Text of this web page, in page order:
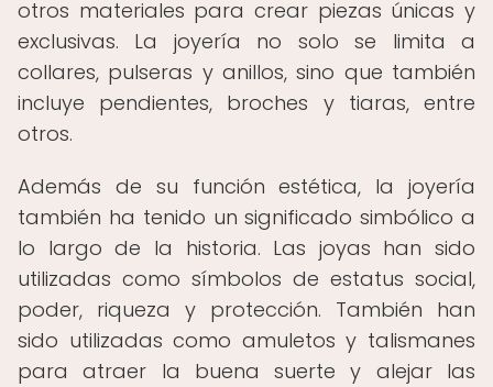
otros materiales para crear piezas únicas y
exclusivas. La joyería no solo se limita a
collares, pulseras y anillos, sino que también
incluye pendientes, broches y tiaras, entre
otros.
Además de su función estética, la joyería
también ha tenido un significado simbólico a
lo largo de la historia. Las joyas han sido
utilizadas como símbolos de estatus social,
poder, riqueza y protección. También han
sido utilizadas como amuletos y talismanes
para atraer la buena suerte y alejar las